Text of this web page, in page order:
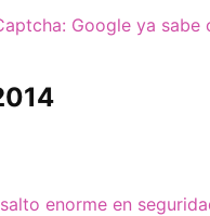
Google ya sabe
enorme en